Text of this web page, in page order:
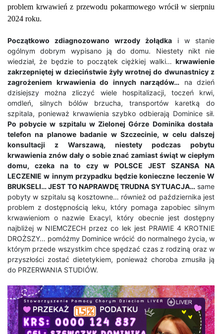
problem krwawień z przewodu pokarmowego wrócił w sierpniu
2024 roku.
Początkowo zdiagnozowano wrzody żołądka i w stanie
ogólnym dobrym wypisano ją do domu. Niestety nikt nie
wiedział, że będzie to początek ciężkiej walki… krwawienie
zakrzepniętej w dzieciństwie żyły wrotnej do dwunastnicy z
zagrożeniem krwawienia do innych narządów… na dzień
dzisiejszy można zliczyć wiele hospitalizacji, toczeń krwi,
omdleń, silnych bólów brzucha, transportów karetką do
szpitala, ponieważ krwawienia szybko odbierają Dominice sił.
Po pobycie w szpitalu w Zielonej Górze Dominika dostała
telefon na planowe badanie w Szczecinie, w celu dalszej
konsultacji z Warszawą, niestety podczas pobytu
krwawienia znów dały o sobie znać zamiast świąt w ciepłym
domu, czeka na to czy w POLSCE JEST SZANSA NA
LECZENIE w innym przypadku będzie konieczne leczenie W
BRUKSELI… JEST TO NAPRAWDĘ TRUDNA SYTUACJA…same
pobyty w szpitalu są kosztowne… również od października jest
problem z dostępnością leku, który pomaga zapobiec silnym
krwawieniom o nazwie Exacyl, który obecnie jest dostępny
najbliżej w NIEMCZECH przez co lek jest PRAWIE 4 KROTNIE
DROŻSZY… pomóżmy Dominice wrócić do normalnego życia, w
którym przede wszystkim chce spędzać czas z rodziną oraz w
przyszłości zostać dietetykiem, ponieważ choroba zmusiła ją
do PRZERWANIA STUDIÓW.